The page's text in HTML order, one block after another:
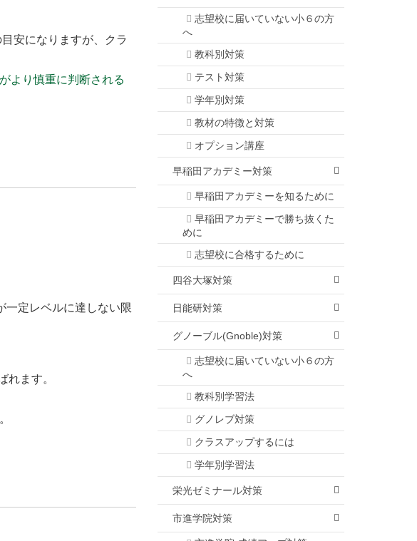
安になりますが、クラ
より慎重に判断される
一定レベルに達しない限
れます。
志望校に届いていない小６の方
へ
教科別対策
テスト対策
学年別対策
教材の特徴と対策
オプション講座
早稲田アカデミー対策
早稲田アカデミーを知るために
早稲田アカデミーで勝ち抜くた
めに
志望校に合格するために
四谷大塚対策
日能研対策
グノーブル(Gnoble)対策
志望校に届いていない小６の方
へ
教科別学習法
グノレブ対策
クラスアップするには
学年別学習法
栄光ゼミナール対策
市進学院対策